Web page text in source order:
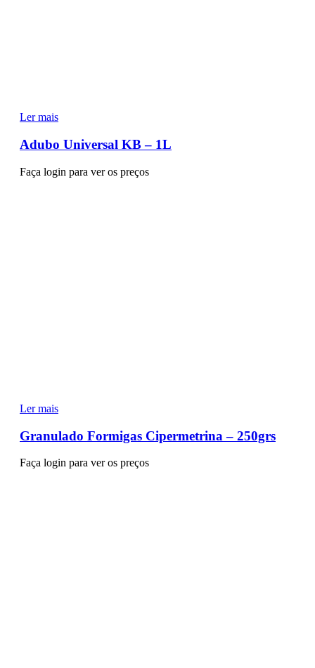
Ler mais
Adubo Universal KB – 1L
Faça login para ver os preços
Ler mais
Granulado Formigas Cipermetrina – 250grs
Faça login para ver os preços